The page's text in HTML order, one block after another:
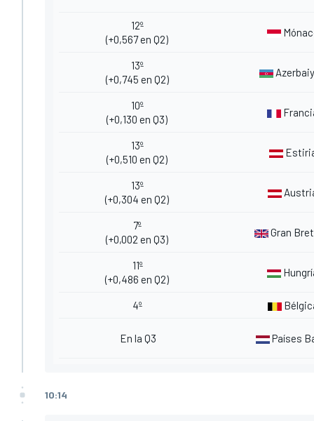
12º
(+0,567 en Q2)
13º
(+0,745 en Q2)
10º
(+0,130 en Q3)
13º
(+0,510 en Q2)
13º
(+0,304 en Q2)
7º
(+0,002 en Q3)
Gran
11º
(+0,486 en Q2)
4º
En la Q3 Países
10:14